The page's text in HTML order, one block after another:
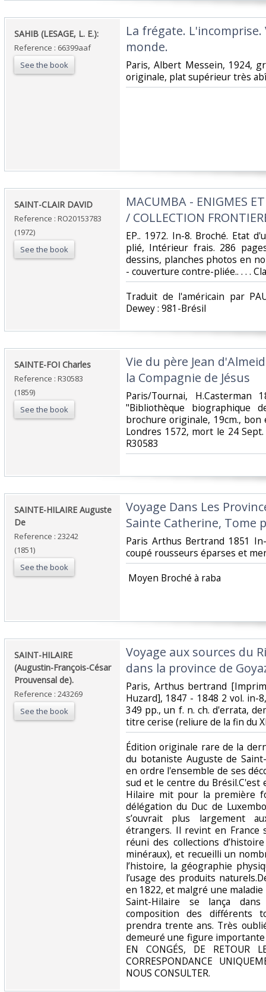
‎SAHIB (LESAGE, L. E.):‎
Reference : 66399aaf
See the book
‎La frégate.
monde.‎
‎Paris, Albert Messein, 1924,
originale, plat supérieur très
‎SAINT-CLAIR DAVID‎
Reference : RO20153783
(1972)
See the book
‎MACUMBA - ENIGMES
/ COLLECTION
‎EP.. 1972. In-8. Broché. Etat
plié, Intérieur frais. 286
dessins, planches photos en
- couverture contre-pliée.. . . .
‎Traduit de l'américain par
Dewey : 981-Brésil‎
‎SAINTE-FOI Charles‎
Reference : R30583
(1859)
See the book
‎Vie du père Jean
la Compagnie de Jésus‎
‎Paris/Tournai,
"Bibliothèque biographique
brochure originale, 19cm., bon
Londres 1572, mort le 24
R30583‎
‎SAINTE-HILAIRE Auguste
De‎
Reference : 23242
(1851)
See the book
‎Voyage Dans Les
Sainte Catherine, Tome
‎Paris Arthus Bertrand 1851
coupé rousseurs éparses et
‎ Moyen Broché à raba‎
‎SAINT-HILAIRE
(Augustin-François-César
Prouvensal de).‎
Reference : 243269
See the book
‎Voyage aux sources du
dans la province de
‎Paris, Arthus bertrand
Huzard], 1847 - 1848 2 vol. in-
349 pp., un f. n. ch. d'errata,
titre cerise (reliure de la fin du
‎Édition originale rare de la
du botaniste Auguste de
en ordre l'ensemble de ses
sud et le centre du Brésil.C'est
Hilaire mit pour la première
délégation du Duc de
s’ouvrait plus largement
étrangers. Il revint en France
réuni des collections
minéraux), et recueilli un
l’histoire, la géographie
l’usage des produits
en 1822, et malgré une
Saint-Hilaire se lança
composition des différents
prendra trente ans. Très
demeuré une figure importante
EN CONGÉS, DE RETOUR
CORRESPONDANCE
NOUS CONSULTER.‎